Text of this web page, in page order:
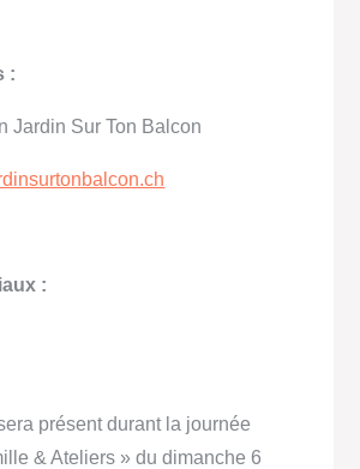
:
Jardin Sur Ton Balcon
:
présent durant la journée
& Ateliers » du dimanche 6